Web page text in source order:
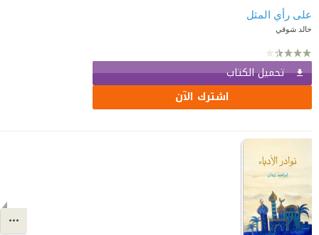
على رأي المثل
خالد شوقي
تحميل الكتاب
اشترك الآن